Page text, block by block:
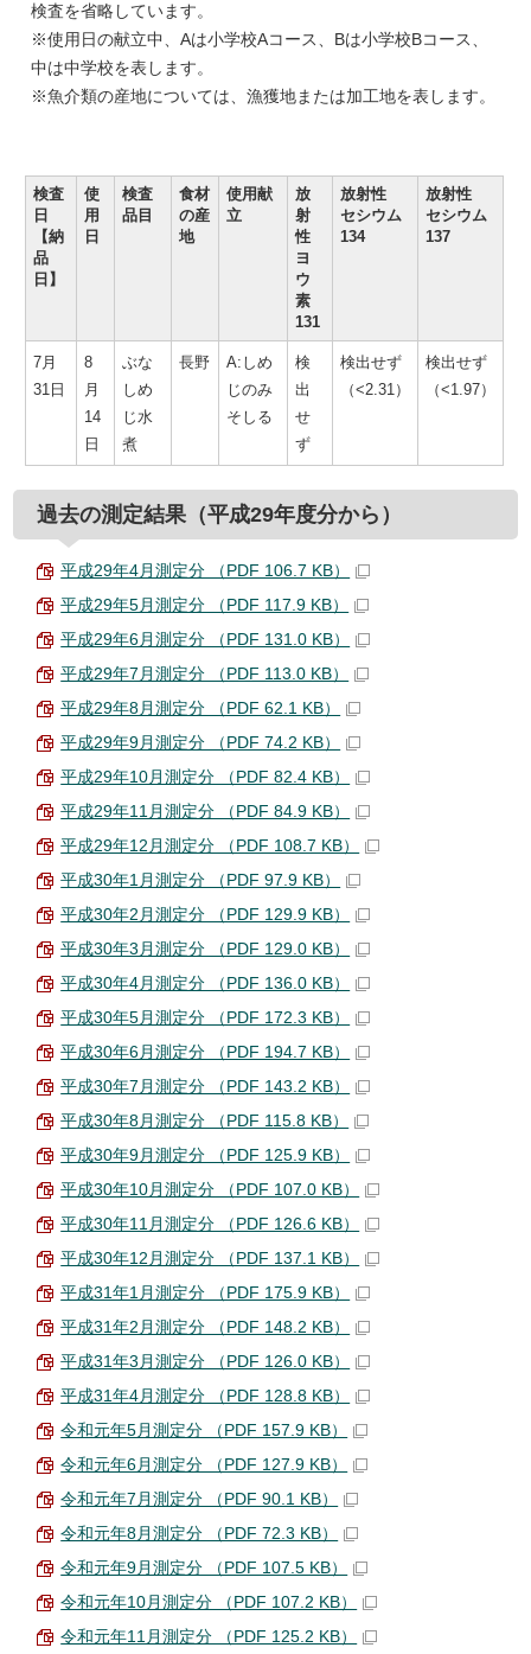
検査を省略しています。
※使用日の献立中、Aは小学校Aコース、Bは小学校Bコース、
中は中学校を表します。
※魚介類の産地については、漁獲地または加工地を表します。
検査
日
【納
品
日】
使
用
日
検査
品目
食材
の産
地
使用献
立
放
射
性
ヨ
ウ
素
131
放射性
セシウム
134
放射性
セシウム
137
7月
31日
8
月
14
日
ぶな
しめ
じ水
煮
長野
A:しめ
じのみ
そしる
検
出
せ
ず
検出せず
（<2.31）
検出せず
（<1.97）
過去の測定結果（平成29年度分から）
平成29年4月測定分 （PDF 106.7 KB）
平成29年5月測定分 （PDF 117.9 KB）
平成29年6月測定分 （PDF 131.0 KB）
平成29年7月測定分 （PDF 113.0 KB）
平成29年8月測定分 （PDF 62.1 KB）
平成29年9月測定分 （PDF 74.2 KB）
平成29年10月測定分 （PDF 82.4 KB）
平成29年11月測定分 （PDF 84.9 KB）
平成29年12月測定分 （PDF 108.7 KB）
平成30年1月測定分 （PDF 97.9 KB）
平成30年2月測定分 （PDF 129.9 KB）
平成30年3月測定分 （PDF 129.0 KB）
平成30年4月測定分 （PDF 136.0 KB）
平成30年5月測定分 （PDF 172.3 KB）
平成30年6月測定分 （PDF 194.7 KB）
平成30年7月測定分 （PDF 143.2 KB）
平成30年8月測定分 （PDF 115.8 KB）
平成30年9月測定分 （PDF 125.9 KB）
平成30年10月測定分 （PDF 107.0 KB）
平成30年11月測定分 （PDF 126.6 KB）
平成30年12月測定分 （PDF 137.1 KB）
平成31年1月測定分 （PDF 175.9 KB）
平成31年2月測定分 （PDF 148.2 KB）
平成31年3月測定分 （PDF 126.0 KB）
平成31年4月測定分 （PDF 128.8 KB）
令和元年5月測定分 （PDF 157.9 KB）
令和元年6月測定分 （PDF 127.9 KB）
令和元年7月測定分 （PDF 90.1 KB）
令和元年8月測定分 （PDF 72.3 KB）
令和元年9月測定分 （PDF 107.5 KB）
令和元年10月測定分 （PDF 107.2 KB）
令和元年11月測定分 （PDF 125.2 KB）